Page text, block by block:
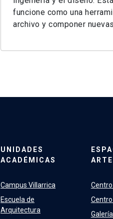
funcione como una
archivo y componer
UNIDADES
ACADÉMICAS
Campus Villarrica
Escuela de
Arquitectura
ARTE